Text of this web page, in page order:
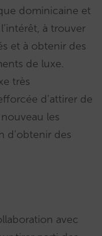
dominicaine et
à trouver
et à obtenir des
de luxe.
très
d’attirer de
les
d’obtenir des
avec